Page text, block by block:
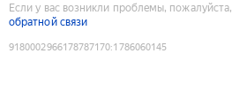
Если у вас возникли проблемы,
обратной связи
9180002966178787170:1786060145